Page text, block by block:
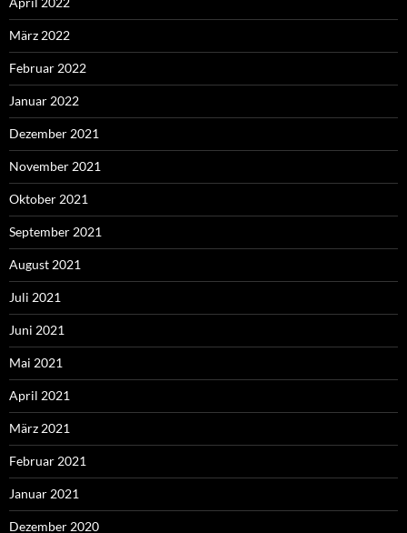
März 2022
Februar 2022
Januar 2022
Dezember 2021
November 2021
Oktober 2021
September 2021
August 2021
Juli 2021
Juni 2021
Mai 2021
April 2021
März 2021
Februar 2021
Januar 2021
Dezember 2020